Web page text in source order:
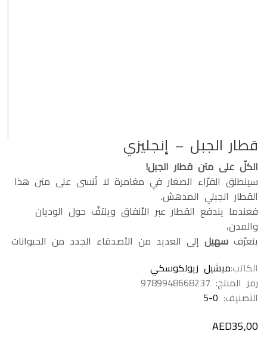
قطار الجبل – إنجليزي
الكلّ على متن قطار الجبل!
سينطلق القرّاء الصغار في مغامرة لا تُنسى على متن هذا
القطار الجبلي المدهش.
فعندما يندفع القطار عبر الأنفاق ويلتفّ حول الوديان
والمدن،
يتعرّف سهيلإلى العديد من الأصدقاء الجدد من الحيوانات
الكاتبميشيل زيولكوسكي
رمز المنتج: 9789948668237
التصنيف: 5-0
AED35,00